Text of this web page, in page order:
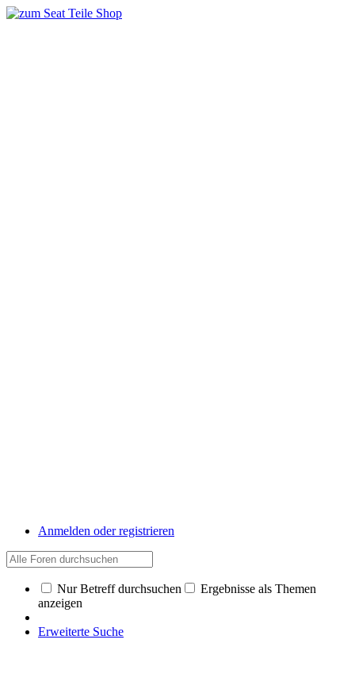
Anmelden oder registrieren
Nur Betreff durchsuchen
Ergebnisse als Themen
anzeigen
Erweiterte Suche